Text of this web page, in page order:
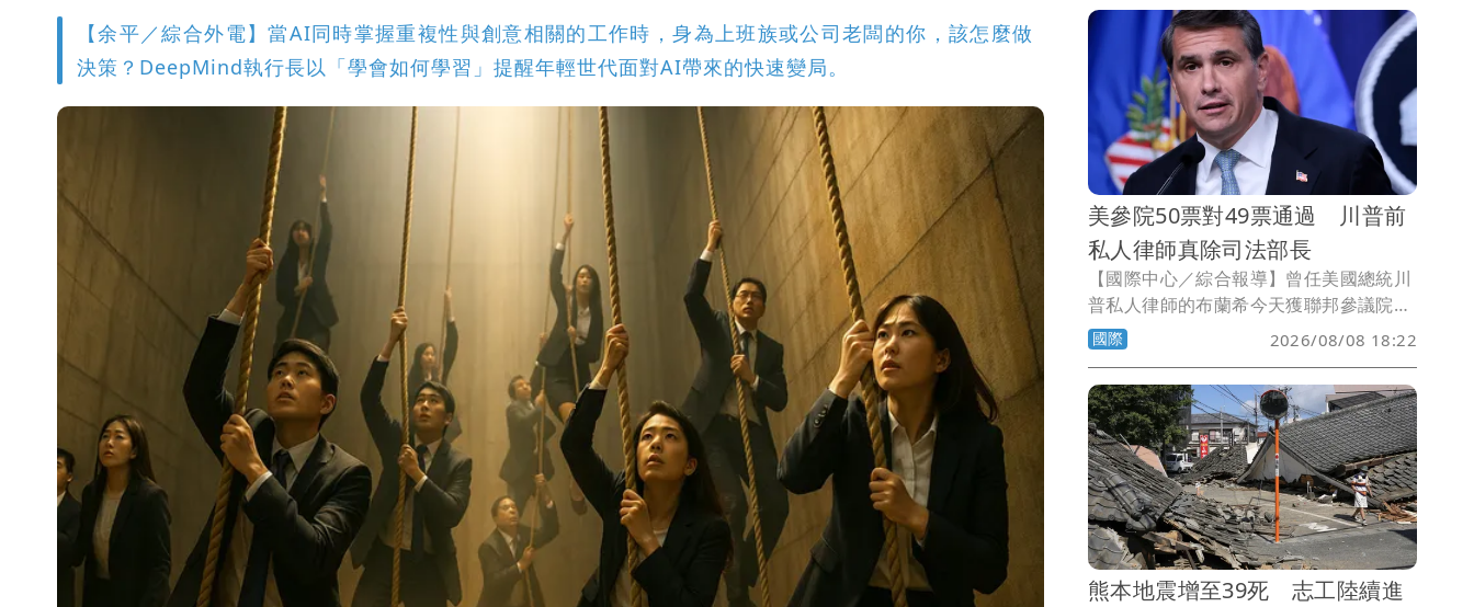
【余平／綜合外電】當AI同時掌握重複性與創意相關的工作時，身為上班族或公司老闆的你，該怎麼做
決策？DeepMind執行長以「學會如何學習」提醒年輕世代面對AI帶來的快速變局。
美參院50票對49票通過 川普前
私人律師真除司法部長
【國際中心／綜合報導】曾任美國總統川
普私人律師的布蘭希今天獲聯邦參議院確
認出任司法部長。儘管民主黨對司法部政
治化引以為憂，共和黨人對此滿不在乎。
國際 2026/08/08 18:22
熊本地震增至39死 志工陸續進